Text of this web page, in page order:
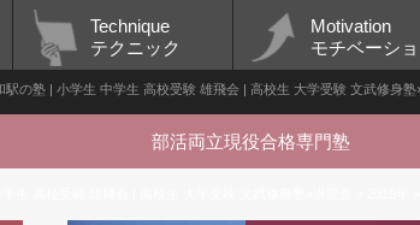
Technique
テクニック
Motivation
モチベーシ
駅の塾 | 小学生 中学生 高校受験 雄飛会 | 高校生 大学受験 文武修身塾
部活両立現役合格専門塾